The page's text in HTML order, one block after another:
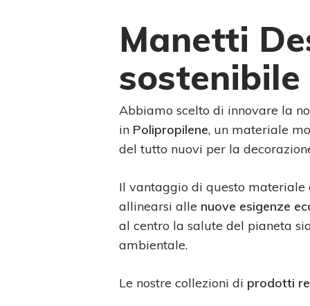
Manetti
sostenibile
Abbiamo scelto di innovare la
in Polipropilene, un materiale
del tutto nuovi per la
Il vantaggio di questo materiale
allinearsi alle nuove esigenze
al centro la salute del pianeta
ambientale.
Le nostre collezioni di prodotti